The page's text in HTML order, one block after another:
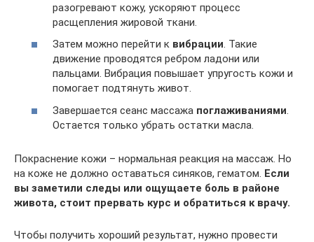
разогревают кожу, ускоряют процесс
расщепления жировой ткани.
Затем можно перейти к вибрации. Такие
движение проводятся ребром ладони или
пальцами. Вибрация повышает упругость кожи и
помогает подтянуть живот.
Завершается сеанс массажа поглаживаниями
Остается только убрать остатки масла.
Покраснение кожи – нормальная реакция на массаж. Но
на коже не должно оставаться синяков, гематом. Если
вы заметили следы или ощущаете боль в районе
живота, стоит прервать курс и обратиться к врачу.
Чтобы получить хороший результат, нужно провести